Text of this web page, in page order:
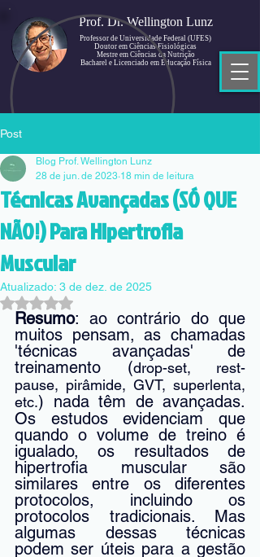
Prof. Dr. Wellington Lunz
Professor de Universidade Federal (UFES)
Doutor em Ciências Fisiológicas
Mestre em Ciências da Nutrição
Bacharel e Licenciado em Educação Física
Post
Técnicas Avançadas (SÓ QUE
NÃO!) Para Hipertrofia
Muscular
Blog Prof. Wellington Lunz
28 de jun. de 2023 18 min de leitura
Atualizado: 3 de dez. de 2025
Avaliado com NaN de 5 estrelas.
Resumo: ao contrário do que
muitos pensam, as chamadas
'técnicas avançadas' de
treinamento (drop-set, rest-
pause, pirâmide, GVT, superlenta,
etc.) nada têm de avançadas.
Os estudos evidenciam que
quando o volume de treino é
igualado, os resultados de
hipertrofia muscular são
similares entre os diferentes
protocolos, incluindo os
protocolos tradicionais. Mas
algumas dessas técnicas
podem ser úteis para a gestão